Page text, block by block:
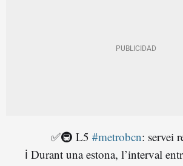
✅🚇 L5 #metrobcn: servei
ℹ️ Durant una estona, l’interval